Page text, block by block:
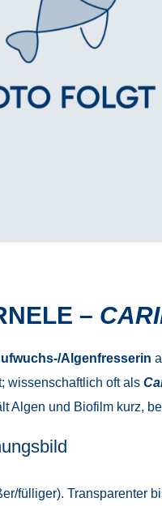
–
Algenfresserin
wissenschaftlich oft als
Algen und Biofilm kurz,
fülliger). Transparenter